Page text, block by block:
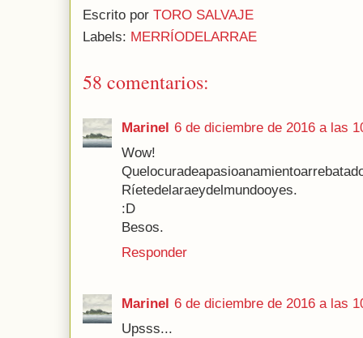
Escrito por TORO SALVAJE
Labels: MERRÍODELARRAE
58 comentarios:
Marinel 6 de diciembre de 2016 a las
Wow!
Ríetedelaraeydelmundooyes.
:D
Besos.
Responder
Marinel 6 de diciembre de 2016 a las
Upsss...